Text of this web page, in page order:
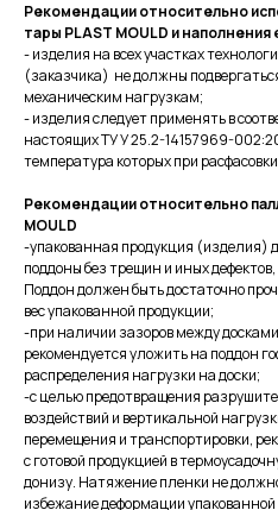
Рекомендации относительно
тары PLAST MOULD и
- изделия на всех участках
(заказчика) не должны
механическим нагрузкам;
- изделия следует применять в
настоящих ТУ У 25.2-14157969-
температура которых при
Рекомендации относительно
MOULD
-упакованная продукция (изделия)
поддоны без трещин и иных
Поддон должен быть достаточно
вес упакованной продукции;
-при наличии зазоров между
рекомендуется уложить на поддон
распределения нагрузки на доски;
-с целью предотвращения
воздействий и вертикальной
перемещения и транспортировки,
с готовой продукцией в
донизу. Натяжение пленки не
избежание деформации